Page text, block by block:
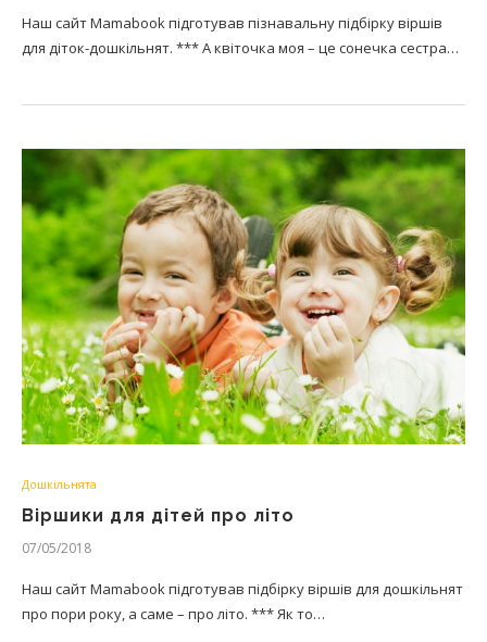
Наш сайт Mamabook підготував пізнавальну підбірку віршів
для діток-дошкільнят. *** А квіточка моя – це сонечка сестра…
Дошкільнята
Віршики для дітей про літо
07/05/2018
Наш сайт Mamabook підготував підбірку віршів для дошкільнят
про пори року, а саме – про літо. *** Як то…